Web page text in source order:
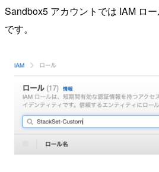
Sandbox5 アカウントでは IAM ロ
です。